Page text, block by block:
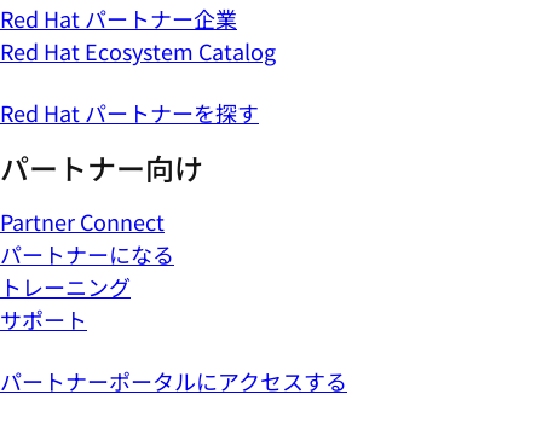
Red Hat パートナー企業
Red Hat Ecosystem Catalog
Red Hat パートナーを探す
パートナー向け
Partner Connect
パートナーになる
トレーニング
サポート
パートナーポータルにアクセスする